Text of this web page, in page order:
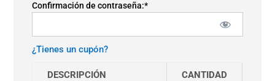
Confirmación de contraseña:*
¿Tienes un cupón?
DESCRIPCIÓN CANTIDAD